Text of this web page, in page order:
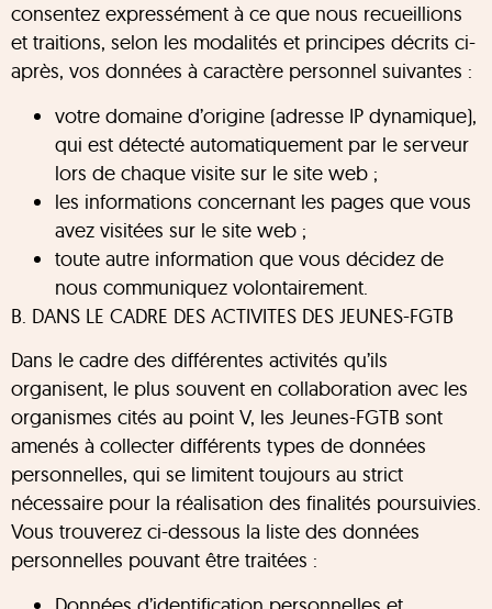
consentez expressément à ce que nous recueillions
et traitions, selon les modalités et principes décrits ci-
après, vos données à caractère personnel suivantes :
votre domaine d’origine (adresse IP dynamique),
qui est détecté automatiquement par le serveur
lors de chaque visite sur le site web ;
les informations concernant les pages que vous
avez visitées sur le site web ;
toute autre information que vous décidez de
nous communiquez volontairement.
B. DANS LE CADRE DES ACTIVITES DES JEUNES-FGTB
Dans le cadre des différentes activités qu’ils
organisent, le plus souvent en collaboration avec les
organismes cités au point V, les Jeunes-FGTB sont
amenés à collecter différents types de données
personnelles, qui se limitent toujours au strict
nécessaire pour la réalisation des finalités poursuivies.
Vous trouverez ci-dessous la liste des données
personnelles pouvant être traitées :